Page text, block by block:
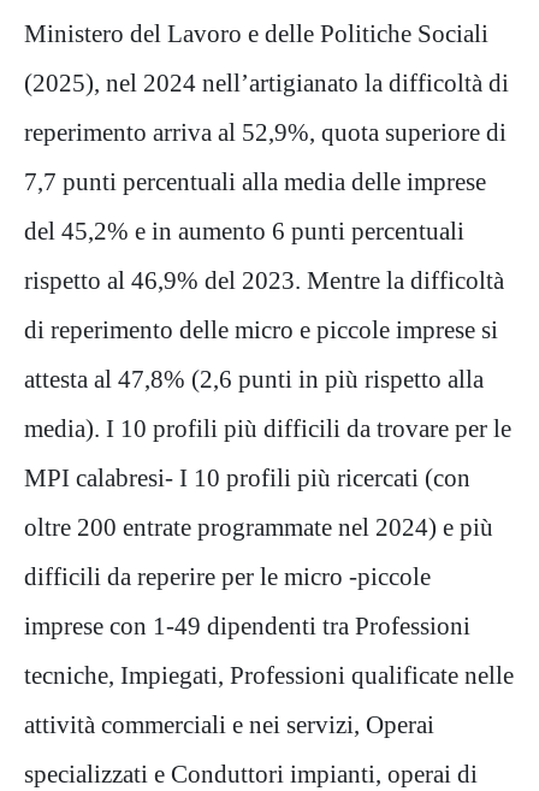
Ministero del Lavoro e delle Politiche Sociali
(2025), nel 2024 nell’artigianato la difficoltà di
reperimento arriva al 52,9%, quota superiore di
7,7 punti percentuali alla media delle imprese
del 45,2% e in aumento 6 punti percentuali
rispetto al 46,9% del 2023. Mentre la difficoltà
di reperimento delle micro e piccole imprese si
attesta al 47,8% (2,6 punti in più rispetto alla
media). I 10 profili più difficili da trovare per le
MPI calabresi- I 10 profili più ricercati (con
oltre 200 entrate programmate nel 2024) e più
difficili da reperire per le micro -piccole
imprese con 1-49 dipendenti tra Professioni
tecniche, Impiegati, Professioni qualificate nelle
attività commerciali e nei servizi, Operai
specializzati e Conduttori impianti, operai di